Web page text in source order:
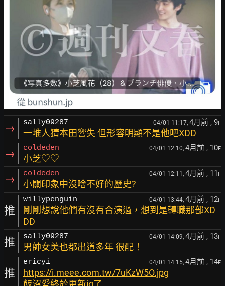
→ sally09287 04/01 11:17, 4月前 , 9F
一堆人猜本田響失 但形容明顯不是他吧XDD
→ coldeden 04/01 12:10, 4月前 , 10F
小芝♡♡
→ coldeden 04/01 12:11, 4月前 , 11 F
小關印象中沒啥不好的歷史?
推
willypenguin 04/01 13:44, 4月前 , 12F
剛剛想說他們有沒有合演過，想到是轉職那部XD
DD
推 sally09287 04/01 14:09, 4月前 , 13F
男帥女美也都出道多年 很配！
推
ericyi 04/01 14:15, 4月前 , 14F
https://i.meee.com.tw/7uKzW5O.jpg